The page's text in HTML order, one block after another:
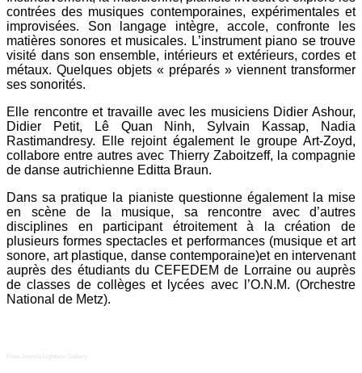
contrées des musiques contemporaines, expérimentales et
improvisées. Son langage intègre, accole, confronte les
matières sonores et musicales. L’instrument piano se trouve
visité dans son ensemble, intérieurs et extérieurs, cordes et
métaux. Quelques objets « préparés » viennent transformer
ses sonorités.
Elle rencontre et travaille avec les musiciens Didier Ashour,
Didier Petit, Lê Quan Ninh, Sylvain Kassap, Nadia
Rastimandresy. Elle rejoint également le groupe Art-Zoyd,
collabore entre autres avec Thierry Zaboitzeff, la compagnie
de danse autrichienne Editta Braun.
Dans sa pratique la pianiste questionne également la mise
en scène de la musique, sa rencontre avec d’autres
disciplines en participant étroitement à la création de
plusieurs formes spectacles et performances (musique et art
sonore, art plastique, danse contemporaine)et en intervenant
auprès des étudiants du CEFEDEM de Lorraine ou auprès
de classes de collèges et lycées avec l’O.N.M. (Orchestre
National de Metz).
Free Joomla Lightbox Gallery